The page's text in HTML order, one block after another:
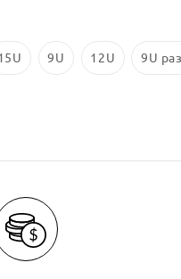
9U 12U 9U